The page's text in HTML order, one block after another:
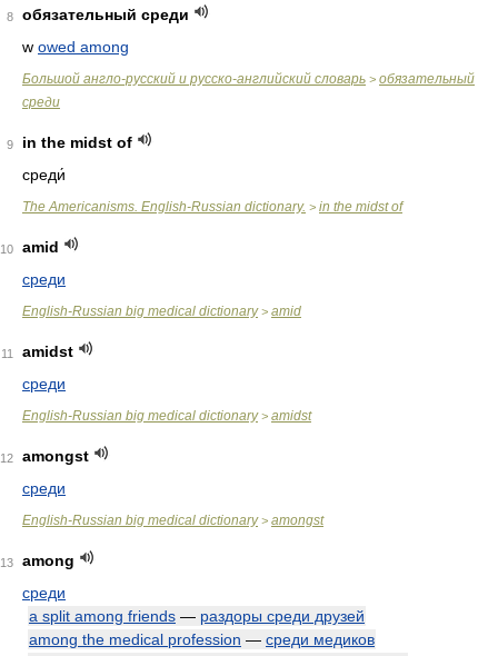
8
обязательный среди
w owed among
Большой англо-русский и русско-английский словарь > обязательный
среди
9
in the midst of
среди́
The Americanisms. English-Russian dictionary. > in the midst of
10
amid
среди
English-Russian big medical dictionary> amid
11
amidst
среди
English-Russian big medical dictionary> amidst
12
amongst
среди
English-Russian big medical dictionary> amongst
13
among
среди
a split among friends — раздоры среди друзей
among the medical profession — среди медиков